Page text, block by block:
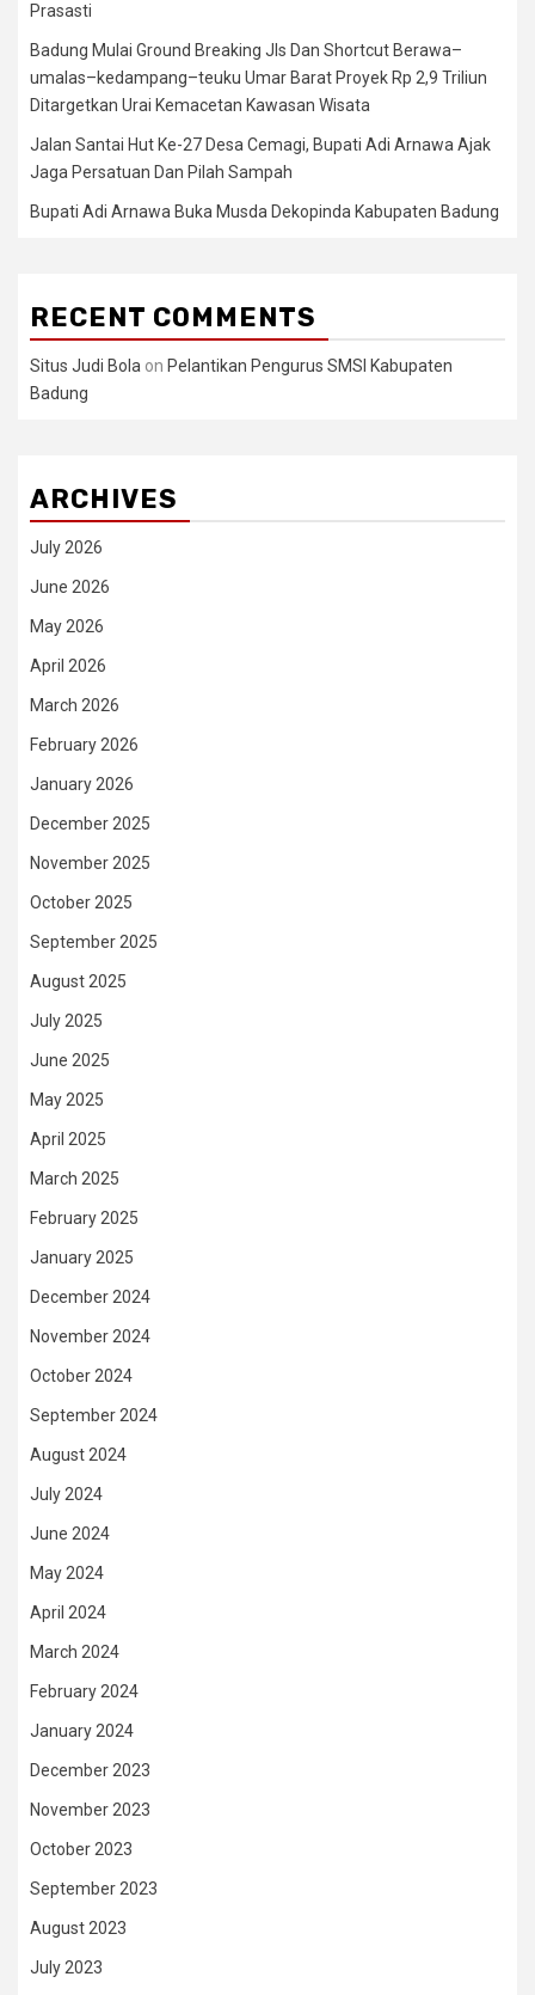
Prasasti
Badung Mulai Ground Breaking Jls Dan Shortcut Berawa–
umalas–kedampang–teuku Umar Barat Proyek Rp 2,9 Triliun
Ditargetkan Urai Kemacetan Kawasan Wisata
Jalan Santai Hut Ke-27 Desa Cemagi, Bupati Adi Arnawa Ajak
Jaga Persatuan Dan Pilah Sampah
Bupati Adi Arnawa Buka Musda Dekopinda Kabupaten Badung
RECENT COMMENTS
Situs Judi Bola on Pelantikan Pengurus SMSI Kabupaten
Badung
ARCHIVES
July 2026
June 2026
May 2026
April 2026
March 2026
February 2026
January 2026
December 2025
November 2025
October 2025
September 2025
August 2025
July 2025
June 2025
May 2025
April 2025
March 2025
February 2025
January 2025
December 2024
November 2024
October 2024
September 2024
August 2024
July 2024
June 2024
May 2024
April 2024
March 2024
February 2024
January 2024
December 2023
November 2023
October 2023
September 2023
August 2023
July 2023